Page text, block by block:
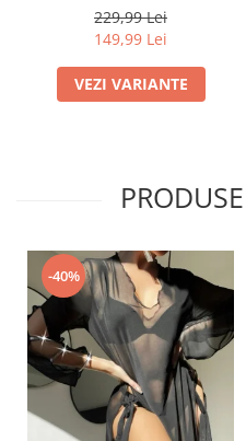
229,99 Lei
149,99 Lei
VEZI VARIANTE
-40%